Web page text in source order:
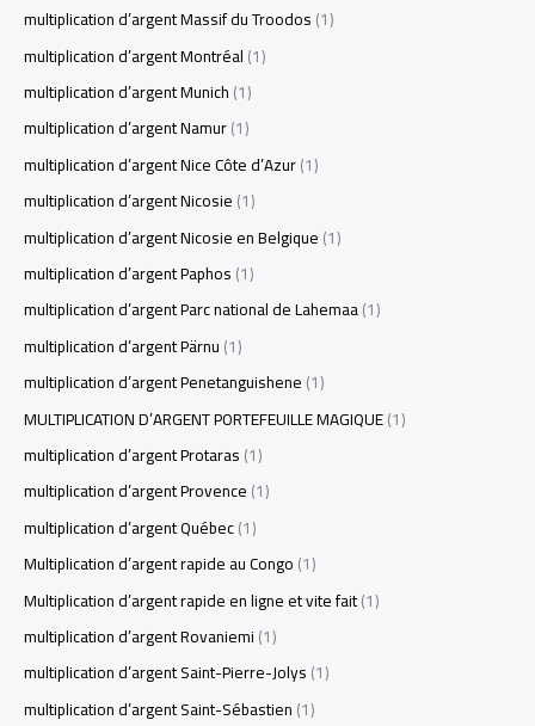
multiplication d’argent Massif du Troodos(1)
multiplication d’argent Montréal(1)
multiplication d’argent Munich(1)
multiplication d’argent Namur(1)
multiplication d’argent Nice Côte d’Azur(1)
multiplication d’argent Nicosie(1)
multiplication d’argent Nicosie en Belgique(1)
multiplication d’argent Paphos(1)
multiplication d’argent Parc national de Lahemaa(1)
multiplication d’argent Pärnu(1)
multiplication d’argent Penetanguishene(1)
MULTIPLICATION D’ARGENT PORTEFEUILLE MAGIQUE(1)
multiplication d’argent Protaras(1)
multiplication d’argent Provence(1)
multiplication d’argent Québec(1)
Multiplication d’argent rapide au Congo(1)
Multiplication d’argent rapide en ligne et vite fait(1)
multiplication d’argent Rovaniemi(1)
multiplication d’argent Saint-Pierre-Jolys(1)
multiplication d’argent Saint-Sébastien(1)